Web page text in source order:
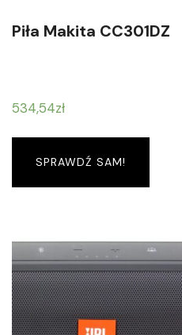
Piła Makita CC301DZ
534,54zł
SPRAWDŹ SAM!